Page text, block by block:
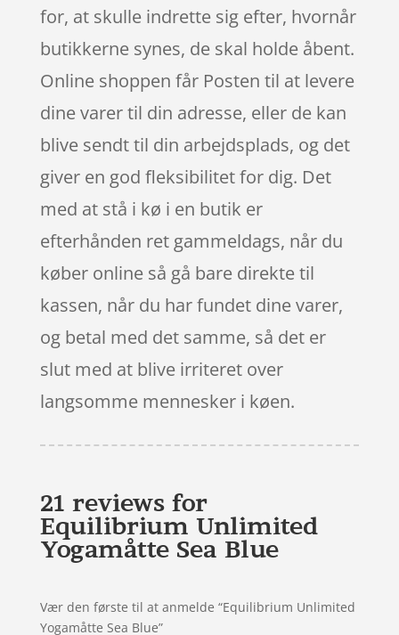
for, at skulle indrette sig efter, hvornår
butikkerne synes, de skal holde åbent.
Online shoppen får Posten til at levere
dine varer til din adresse, eller de kan
blive sendt til din arbejdsplads, og det
giver en god fleksibilitet for dig. Det
med at stå i kø i en butik er
efterhånden ret gammeldags, når du
køber online så gå bare direkte til
kassen, når du har fundet dine varer,
og betal med det samme, så det er
slut med at blive irriteret over
langsomme mennesker i køen.
21 reviews for
Equilibrium Unlimited
Yogamåtte Sea Blue
Vær den første til at anmelde “Equilibrium Unlimited
Yogamåtte Sea Blue”